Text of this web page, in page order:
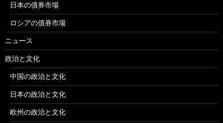
日本の債券市場
ロシアの債券市場
ニュース
政治と文化
中国の政治と文化
日本の政治と文化
欧州の政治と文化